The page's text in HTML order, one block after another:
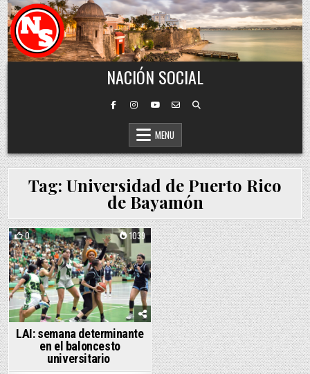
Skip to content
NACIÓN SOCIAL
MENU
Tag: Universidad de Puerto Rico
de Bayamón
0 1039
Posted in
LAI: semana determinante
en el baloncesto
universitario